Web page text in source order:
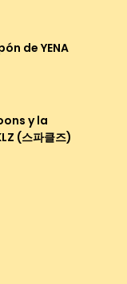
de YENA
y la
(스파클즈)